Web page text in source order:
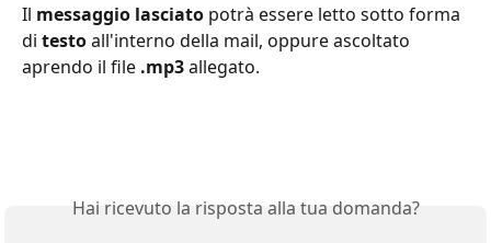
Il messaggio lasciato potrà essere letto sotto forma
di testo all'interno della mail, oppure ascoltato
aprendo il file .mp3 allegato.
Hai ricevuto la risposta alla tua domanda?